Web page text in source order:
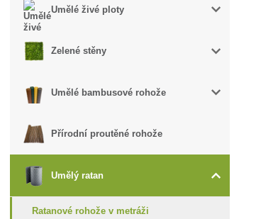
Umělé živé ploty
Zelené stěny
Umělé bambusové rohože
Přírodní proutěné rohože
Umělý ratan
Ratanové rohože v metráži